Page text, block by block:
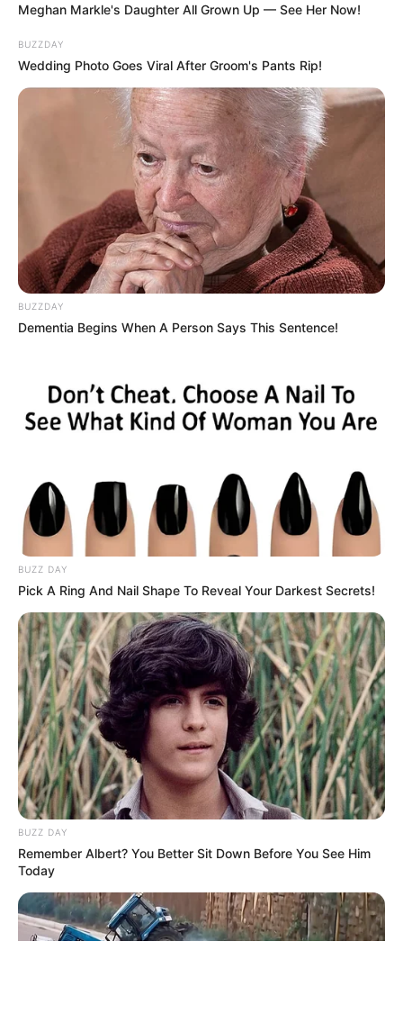
ΕΡΕΤΡΙΑ - ΕΙΔΗΣΕΙΣ
ΕΥΒΟΙΑ ΤΑΞΙΔΙ
ΤΑΥΤΟΤΗΤΑ ΚΑΙ ΕΠΙΚΟΙΝΩΝΙΑ ΟΡΟΙ ΧΡΗΣΗΣ
Meghan Markle's Daughter All Grown Up — See Her Now!
BUZZDAY
Wedding Photo Goes Viral After Groom's Pants Rip!
BUZZDAY
Dementia Begins When A Person Says This Sentence!
BUZZ DAY
Pick A Ring And Nail Shape To Reveal Your Darkest Secrets!
BUZZ DAY
Remember Albert? You Better Sit Down Before You See Him
Today